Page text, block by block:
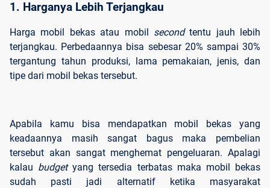
1. Harganya Lebih Terjangkau
Harga mobil bekas atau mobil secondtentu jauh lebih
terjangkau. Perbedaannya bisa sebesar 20% sampai 30%
tergantung tahun produksi, lama pemakaian, jenis, dan
tipe dari mobil bekas tersebut.
Apabila kamu bisa mendapatkan mobil bekas yang
keadaannya masih sangat bagus maka pembelian
tersebut akan sangat menghemat pengeluaran. Apalagi
kalau budgetyang tersedia terbatas maka mobil bekas
sudah pasti jadi alternatif ketika masyarakat